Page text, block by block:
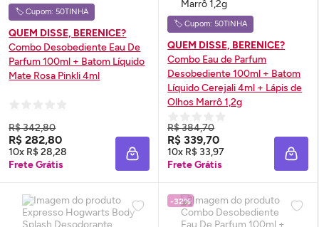
🏷️ Cupom: 50TINHA
QUEM DISSE, BERENICE?
Combo Desobediente Eau De
Parfum100ml + Batom Líquido
Mate Rosa Pinkli 4ml
R$ 342,80
R$ 282,80
10x R$ 28,28
Frete Grátis
ADICIONAR À SACOLA
🏷️ Cupom: 50TINHA
QUEM DISSE, BERENICE?
Combo Eau de Parfum
Desobediente 100ml + Batom
Líquido Cerejali 4ml + Lápis de
Olhos Marrô 1,2g
R$ 384,70
R$ 339,70
10x R$ 33,97
Frete Grátis
-32%